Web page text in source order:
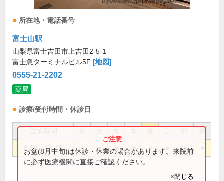
所在地・電話番号
富士山駅
山梨県富士吉田市上吉田2-5-1
富士急ターミナルビル5F [地図]
0555-21-2202
薬局
診療/受付時間・休診日
祝
9:00～18:45 ● ● ● ● ● ●
お盆(8月中旬)は休診・休業の場合があります。来院前
に必ず医療機関に直接ご確認ください。
×閉じる